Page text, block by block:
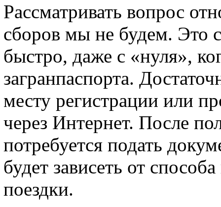
Рассматривать вопрос
сборов мы не будем. Это
быстро, даже с «нуля»,
загранпаспорта.
месту регистрации или
через Интернет. После
потребуется подать
будет зависеть от
поездки.